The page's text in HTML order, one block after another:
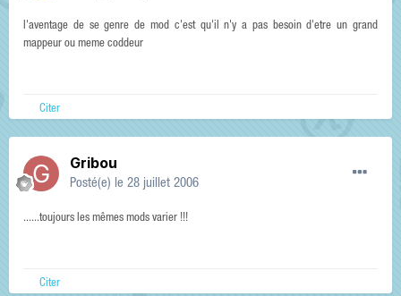
l'aventage de se genre de mod c'est qu'il n'y a pas besoin d'etre un grand
mappeur ou meme coddeur
Citer
Gribou
Posté(e) le 28 juillet 2006
......toujours les mêmes mods varier !!!
Citer